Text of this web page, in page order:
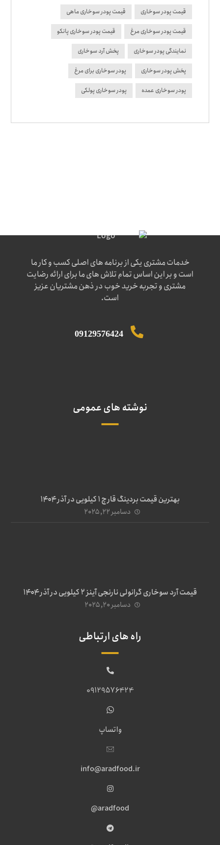
قیمت پودر سوخاری قیمت پودر سوخاری ماهی
قیمت پودر سوخاری مرغ قیمت پودر سوخاری پانکو
نمایندگی پودر سوخاری پخش آرد سوخاری
پخش پودر سوخاری پودر سوخاری برای مرغ
پودر سوخاری عمده پودر سوخاری پولکی
خدمات مشتری یکی از برنامه های اصلی کسب و کار ما
است و بر این اساس تمام تلاش های ما برای ارائه رضایت
مشتری و تجربه خرید خوب در ذهن مشتریان عزیز
است.
09129576424
نوشته های عمومی
بهترین قیمت بردینگ قارچ 1 کیلویی در آذر ۱۴۰۴
دسامبر ۲۲, ۲۰۲۵
قیمت آرد سوخاری گرانولی نارنجی آینز ۲ کیلویی در آذر ۱۴۰۴
دسامبر ۲۰, ۲۰۲۵
راه های ارتباطی
09129576424
واتساپ
info@aradfood.ir
aradfood@